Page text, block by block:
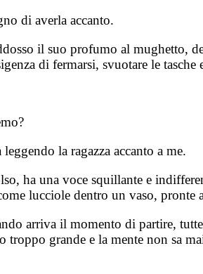
di averla accanto.
il suo profumo al
di fermarsi, svuotare le tasche
la ragazza accanto a me.
ha una voce squillante e
lucciole dentro un vaso,
arriva il momento di partire,
troppo grande e la mente non sa